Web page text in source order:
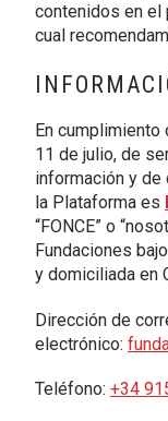
contenidos en el
cual
En
11 de julio, de
información y
la Plataforma es
“FONCE” o
Fundaciones
y domiciliada en
Dirección de
electrónico:
Teléfono: +34